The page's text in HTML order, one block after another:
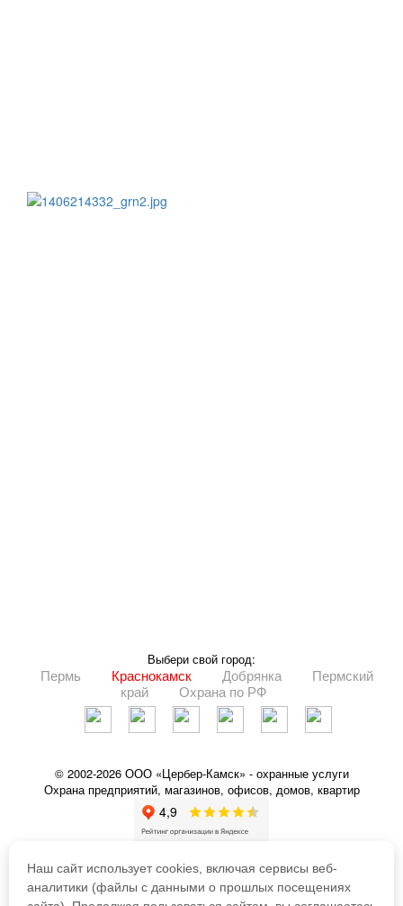
Выбери свой город:
Пермь Краснокамск Добрянка
Пермский
край
Охрана по РФ
© 2002-2026 ООО «Цербер-Камск» - охранные услуги
Охрана предприятий, магазинов, офисов, домов, квартир
ПОЛИТИКА КОНФИДЕНЦИОНАЛЬНОСТИ
Личный кабинет MyAlarm
Наш сайт использует cookies, включая сервисы веб-
аналитики (файлы с данными о прошлых посещениях